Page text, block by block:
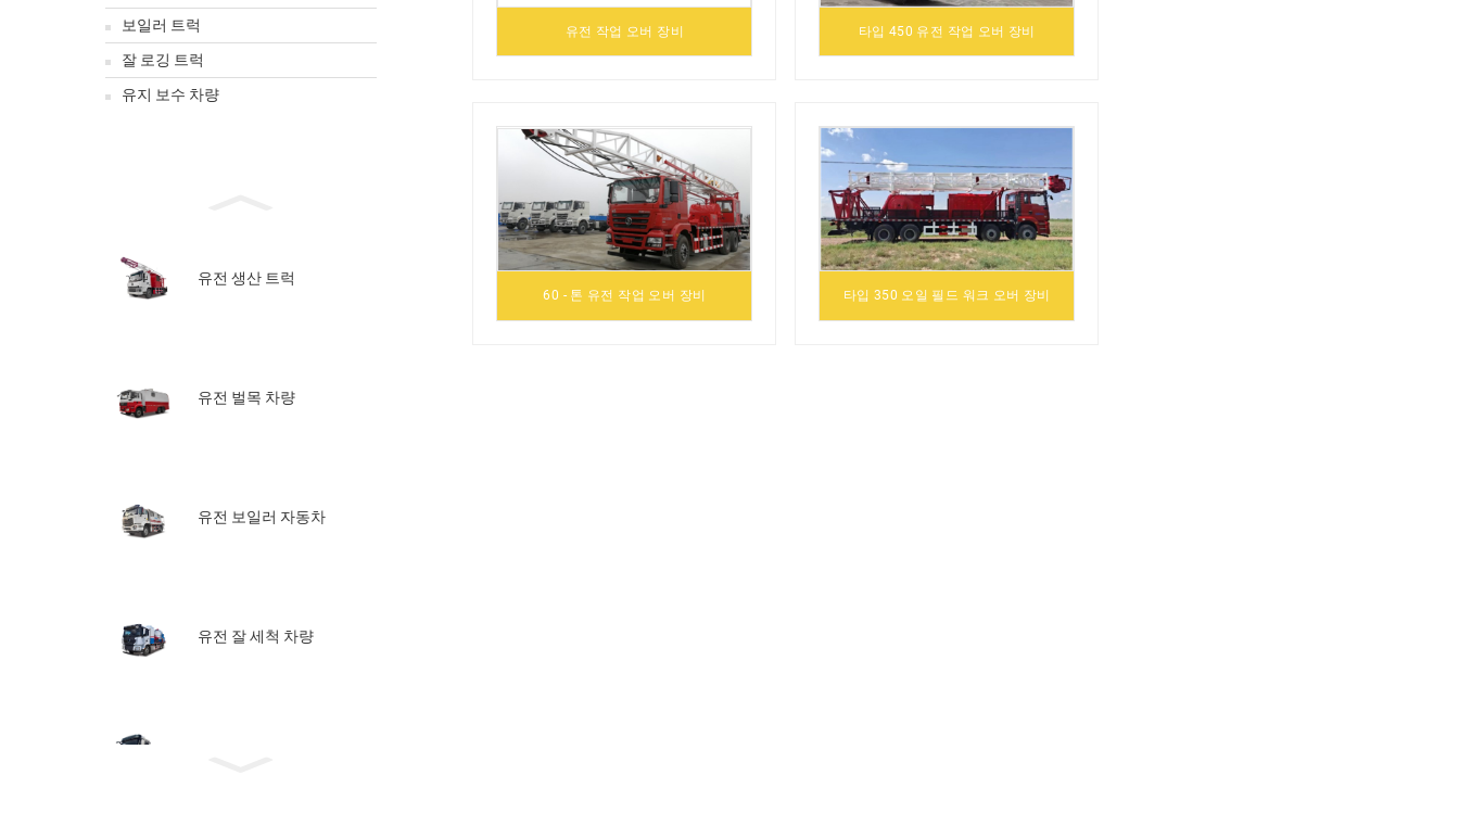
보일러 트럭
잘 로깅 트럭
유지 보수 차량
유전 생산 트럭
유전 벌목 차량
유전 보일러 자동차
유전 잘 세척 차량
유전 작업 오버 장비 타입 450 유전 작업 오버 장비
60 - 톤 유전 작업 오버 장비 타입 350 오일 필드 워크 오버 장비